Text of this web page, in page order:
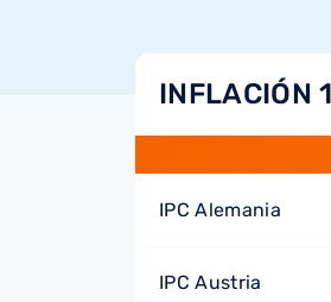
INFLACIÓN
IPC Alemania
IPC Austria